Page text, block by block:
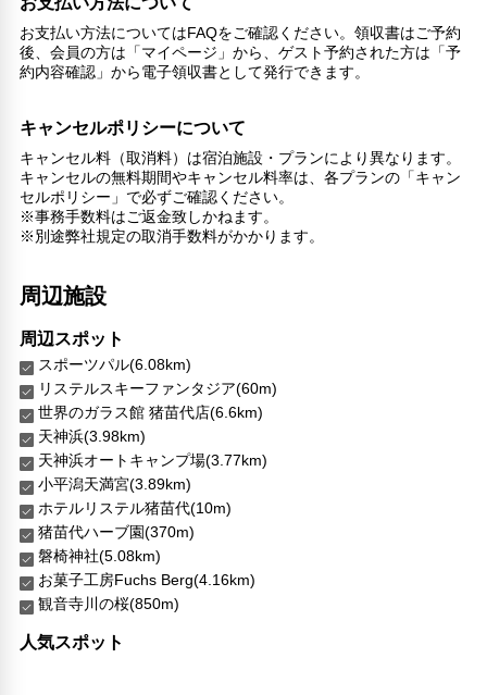
ビジネス用施設
レジャー・アクティビティ設備
あそび場
卓球
ミニゴルフ
スキー用品レンタル
スキーレッスン
フィットネスセンター
テニスコート
屋外プール
ジム/フィットネス
プール
リラックス
マッサージ
ジェットバス
サウナ
スパ
喫煙所
スパ/サウナ
子ども用プール
お支払い方法についてはFAQをご確認ください。領収書はご予約
後、会員の方は「マイページ」から、ゲスト予約された方は「予
約内容確認」から電子領収書として発行できます。
キャンセルポリシーについて
キャンセル料（取消料）は宿泊施設・プランにより異なります。
キャンセルの無料期間やキャンセル料率は、各プランの「キャン
セルポリシー」で必ずご確認ください。
※事務手数料はご返金致しかねます。
※別途弊社規定の取消手数料がかかります。
周辺施設
周辺スポット
スポーツパル(6.08km)
リステルスキーファンタジア(60m)
世界のガラス館 猪苗代店(6.6km)
天神浜(3.98km)
天神浜オートキャンプ場(3.77km)
小平潟天満宮(3.89km)
ホテルリステル猪苗代(10m)
猪苗代ハーブ園(370m)
磐椅神社(5.08km)
お菓子工房Fuchs Berg(4.16km)
観音寺川の桜(850m)
人気スポット